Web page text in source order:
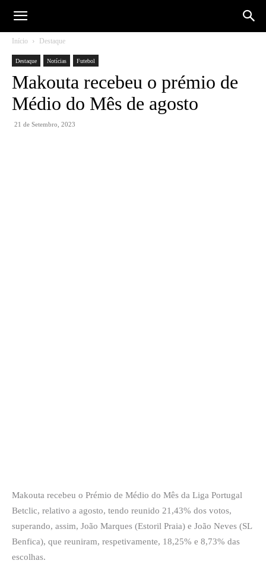
Início Destaque
Destaque Notícias Futebol
Makouta recebeu o prémio de
Médio do Mês de agosto
21 de Setembro, 2023
Makouta recebeu o Prémio de Médio do Mês da Liga Portugal
Betclic, relativo a agosto, tendo reunido 21,43% dos votos,
superando, assim, João Marques (Estoril Praia) e João Neves (SL
Benfica), que reuniram, respetivamente, 18,25% e 8,73% das
escolhas.